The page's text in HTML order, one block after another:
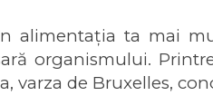
alimentația ta mai
organismului.
varza de Bruxelles,